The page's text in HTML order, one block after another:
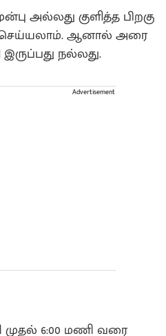
அல்லது குளித்த பிறகு
ஆனால் அரை
நல்லது.
Advertisement
முதல் 6:00 மணி வரை